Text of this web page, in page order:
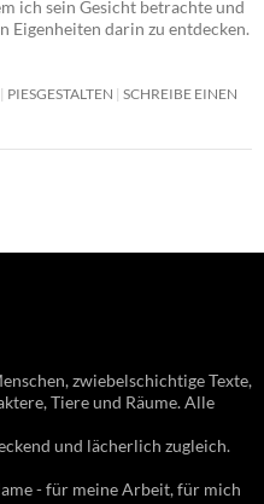
ich sein Gesicht betrachte und
Eigenheiten darin zu entdecken.
PIESGESTALTEN SCHREIBE EINEN
zwiebelschichtige Texte,
Tiere und Räume. Alle
und lächerlich zugleich.
- für meine Arbeit, für mich